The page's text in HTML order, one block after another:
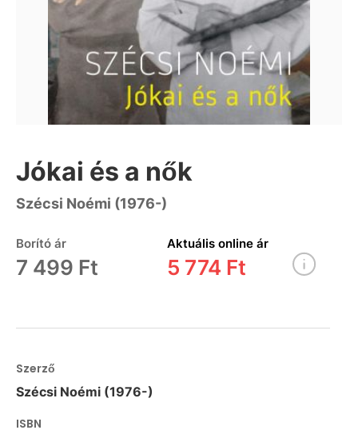
Jókai és a nők
Szécsi Noémi (1976-)
Borító ár
7 499 Ft
Aktuális online ár
5 774 Ft
Szerző
Szécsi Noémi (1976-)
ISBN